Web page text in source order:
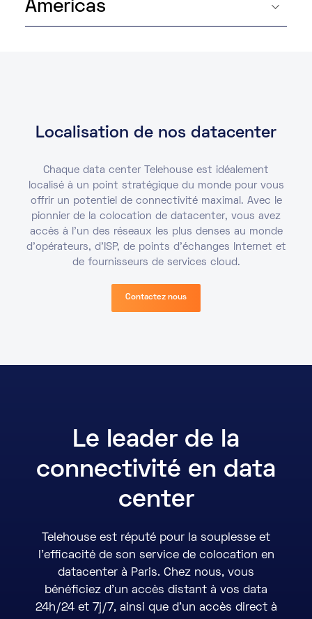
Americas
Localisation de nos datacenter
Chaque data center Telehouse est idéalement
localisé à un point stratégique du monde pour vous
offrir un potentiel de connectivité maximal. Avec le
pionnier de la colocation de datacenter, vous avez
accès à l'un des réseaux les plus denses au monde
d’opérateurs, d’ISP, de points d'échanges Internet et
de fournisseurs de services cloud.
Contactez nous
Le leader de la
connectivité en data
center
Telehouse est réputé pour la souplesse et
l'efficacité de son service de colocation en
datacenter à Paris. Chez nous, vous
bénéficiez d’un accès distant à vos data
24h/24 et 7j/7, ainsi que d’un accès direct à